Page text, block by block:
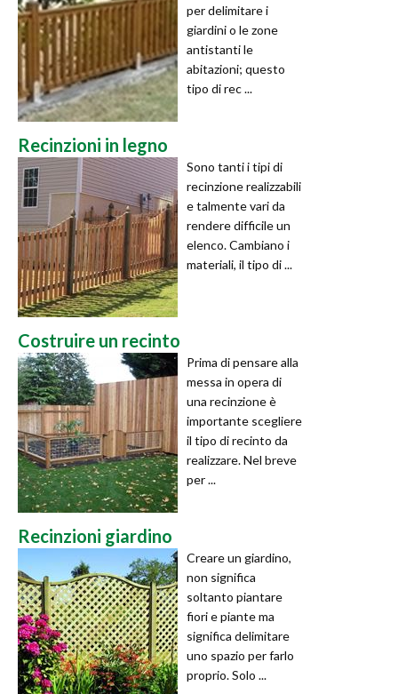
per delimitare i
giardini o le zone
antistanti le
abitazioni; questo
tipo di rec ...
Recinzioni in legno
Sono tanti i tipi di
recinzione realizzabili
e talmente vari da
rendere difficile un
elenco. Cambiano i
materiali, il tipo di ...
Costruire un recinto
Prima di pensare alla
messa in opera di
una recinzione è
importante scegliere
il tipo di recinto da
realizzare. Nel breve
per ...
Recinzioni giardino
Creare un giardino,
non significa
soltanto piantare
fiori e piante ma
significa delimitare
uno spazio per farlo
proprio. Solo ...